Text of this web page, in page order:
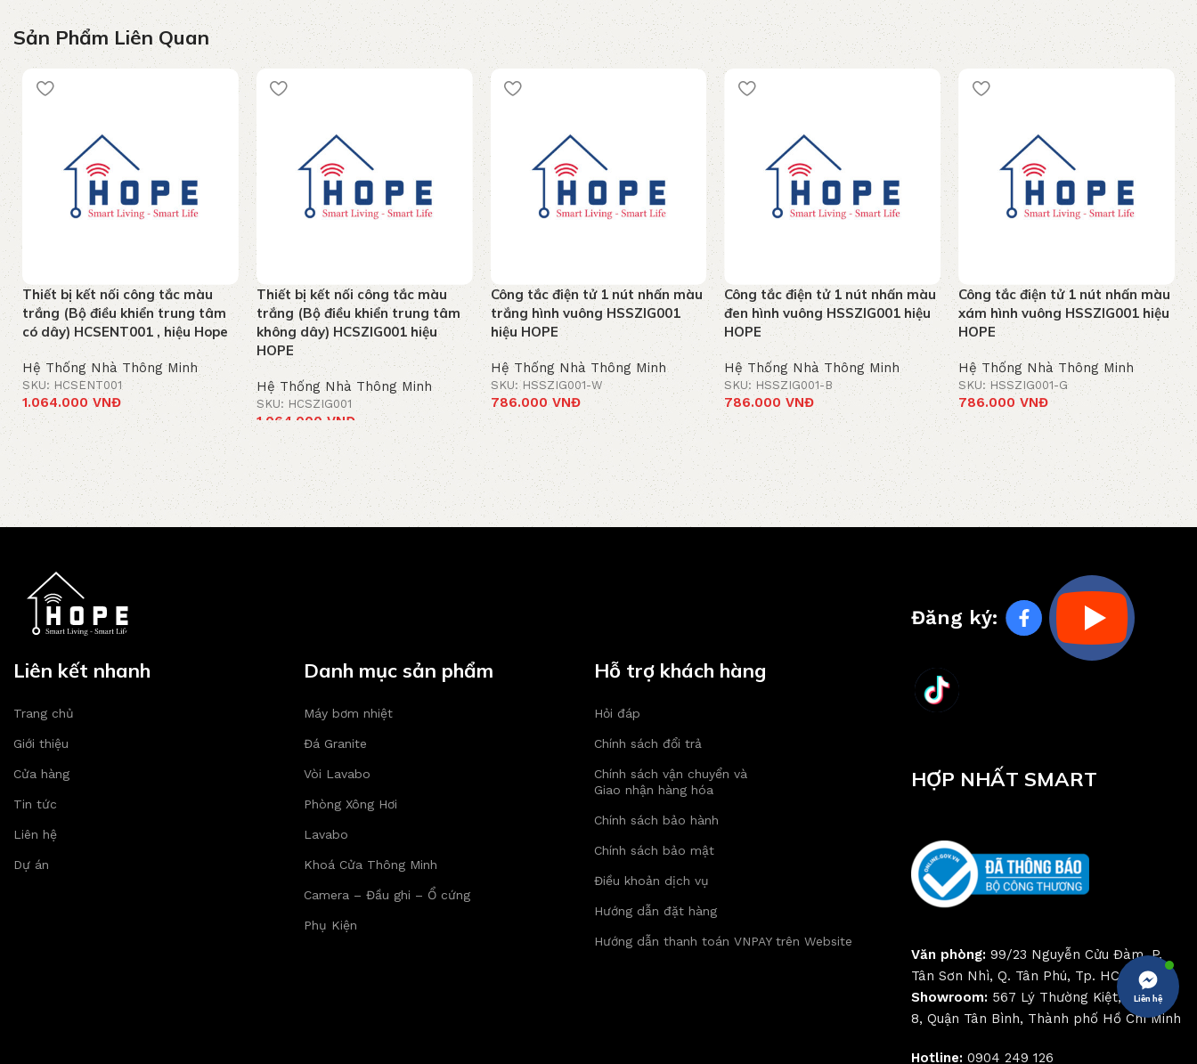
Sản Phẩm Liên Quan
Thiết bị kết nối công tắc màu
trắng (Bộ điều khiển trung tâm
có dây) HCSENT001 , hiệu Hope
Hệ Thống Nhà Thông Minh
SKU: HCSENT001
1.064.000 VNĐ
Thêm vào giỏ hàng
Thiết bị kết nối công tắc màu
trắng (Bộ điều khiển trung tâm
không dây) HCSZIG001 hiệu
HOPE
Hệ Thống Nhà Thông Minh
SKU: HCSZIG001
1.064.000 VNĐ
Thêm vào giỏ hàng
Công tắc điện tử 1 nút nhấn màu
trắng hình vuông HSSZIG001
hiệu HOPE
Hệ Thống Nhà Thông Minh
SKU: HSSZIG001-W
786.000VNĐ
Thêm vào giỏ hàng
Công tắc điện tử 1 nút nhấn màu
đen hình vuông HSSZIG001 hiệu
HOPE
Hệ Thống Nhà Thông Minh
SKU: HSSZIG001-B
786.000VNĐ
Thêm vào giỏ hàng
Công tắc điện tử 1 nút nhấn màu
xám hình vuông HSSZIG001 hiệu
HOPE
Hệ Thống Nhà Thông Minh
SKU: HSSZIG001-G
786.000VNĐ
Thêm vào giỏ hàng
Liên kết nhanh
Trang chủ
Giới thiệu
Cửa hàng
Tin tức
Liên hệ
Dự án
Danh mục sản phẩm
Máy bơm nhiệt
Đá Granite
Vòi Lavabo
Phòng Xông Hơi
Lavabo
Khoá Cửa Thông Minh
Camera – Đầu ghi – Ổ cứng
Phụ Kiện
Hỗ trợ khách hàng
Hỏi đáp
Chính sách đổi trả
Chính sách vận chuyển và
Giao nhận hàng hóa
Chính sách bảo hành
Chính sách bảo mật
Điều khoản dịch vụ
Hướng dẫn đặt hàng
Hướng dẫn thanh toán VNPAY trên Website
Đăng ký:
HỢP NHẤT SMART
Văn phòng: 99/23 Nguyễn Cửu Đàm, P.
Tân Sơn Nhì, Q. Tân Phú, Tp. HCM
Showroom: 567 Lý Thường Kiệt, Phường
8, Quận Tân Bình, Thành phố Hồ Chí Minh
Hotline: 0904 249 126
Liên hệ